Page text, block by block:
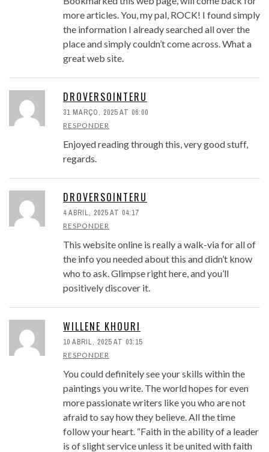
more articles. You, my pal, ROCK! I found simply
the information I already searched all over the
place and simply couldn’t come across. What a
great web site.
DROVERSOINTERU
31 MARÇO, 2025 AT 06:00
RESPONDER
Enjoyed reading through this, very good stuff,
regards.
DROVERSOINTERU
4 ABRIL, 2025 AT 04:17
RESPONDER
This website online is really a walk-via for all of
the info you needed about this and didn’t know
who to ask. Glimpse right here, and you’ll
positively discover it.
WILLENE KHOURI
10 ABRIL, 2025 AT 03:15
RESPONDER
You could definitely see your skills within the
paintings you write. The world hopes for even
more passionate writers like you who are not
afraid to say how they believe. All the time
follow your heart. “Faith in the ability of a leader
is of slight service unless it be united with faith